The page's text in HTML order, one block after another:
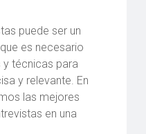
puede ser un
es necesario
técnicas para
y relevante. En
las mejores
en una